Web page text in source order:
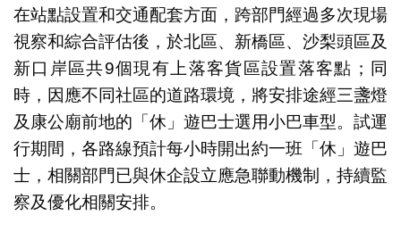
在站點設置和交通配套方面，跨部門經過多次現場
視察和綜合評估後，於北區、新橋區、沙梨頭區及
新口岸區共9個現有上落客貨區設置落客點；同
時，因應不同社區的道路環境，將安排途經三盞燈
及康公廟前地的「休」遊巴士選用小巴車型。試運
行期間，各路線預計每小時開出約一班「休」遊巴
士，相關部門已與休企設立應急聯動機制，持續監
察及優化相關安排。